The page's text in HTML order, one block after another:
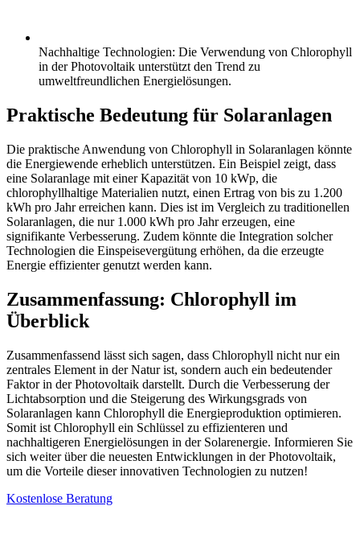
Nachhaltige Technologien: Die Verwendung von Chlorophyll
in der Photovoltaik unterstützt den Trend zu
umweltfreundlichen Energielösungen.
Praktische Bedeutung für Solaranlagen
Die praktische Anwendung von Chlorophyll in Solaranlagen könnte
die Energiewende erheblich unterstützen. Ein Beispiel zeigt, dass
eine Solaranlage mit einer Kapazität von 10 kWp, die
chlorophyllhaltige Materialien nutzt, einen Ertrag von bis zu 1.200
kWh pro Jahr erreichen kann. Dies ist im Vergleich zu traditionellen
Solaranlagen, die nur 1.000 kWh pro Jahr erzeugen, eine
signifikante Verbesserung. Zudem könnte die Integration solcher
Technologien die Einspeisevergütung erhöhen, da die erzeugte
Energie effizienter genutzt werden kann.
Zusammenfassung: Chlorophyll im
Überblick
Zusammenfassend lässt sich sagen, dass Chlorophyll nicht nur ein
zentrales Element in der Natur ist, sondern auch ein bedeutender
Faktor in der Photovoltaik darstellt. Durch die Verbesserung der
Lichtabsorption und die Steigerung des Wirkungsgrads von
Solaranlagen kann Chlorophyll die Energieproduktion optimieren.
Somit ist Chlorophyll ein Schlüssel zu effizienteren und
nachhaltigeren Energielösungen in der Solarenergie. Informieren Sie
sich weiter über die neuesten Entwicklungen in der Photovoltaik,
um die Vorteile dieser innovativen Technologien zu nutzen!
Kostenlose Beratung